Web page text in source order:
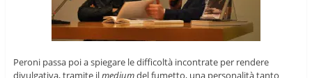
Peroni passa poi a spiegare le difficoltà incontrate per rendere
divulgativa, tramite ilmediumdel fumetto, una personalità tanto